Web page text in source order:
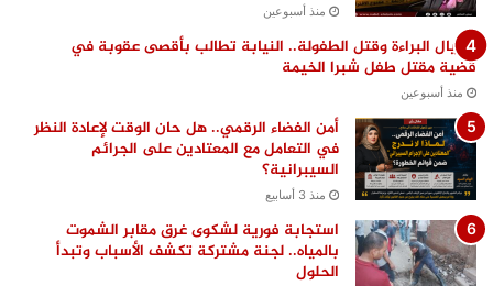
منذ أسبوعين
اغتيال البراءة وقتل الطفولة.. النيابة تطالب بأقصى عقوبة في
قضية مقتل طفل شبرا الخيمة
منذ أسبوعين
أمن الفضاء الرقمي.. هل حان الوقت لإعادة النظر
في التعامل مع المعتادين على الجرائم
السيبرانية؟
منذ 3 أسابيع
استجابة فورية لشكوى غرق مقابر الشموت
بالمياه.. لجنة مشتركة تكشف الأسباب وتبدأ
الحلول